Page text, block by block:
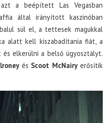
a beépített Las Vegasban
által irányított kaszinóban
sül el, a tettesek magukkal
alatt kell kiszabadítania fiát, a
elkerülni a belső ügyosztályt.
és Scoot McNairyerősítik